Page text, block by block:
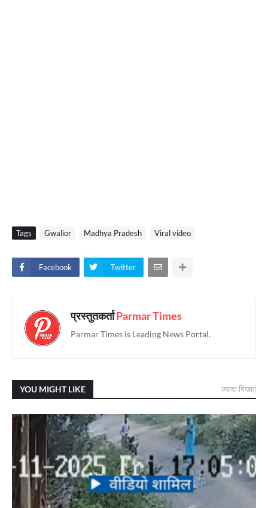
Tags Gwalior Madhya Pradesh Viral video
Facebook Twitter
प्रस्तुतकर्ताParmar Times
Parmar Times is Leading News Portal.
YOU MIGHT LIKE ज़्यादा दिखाएं